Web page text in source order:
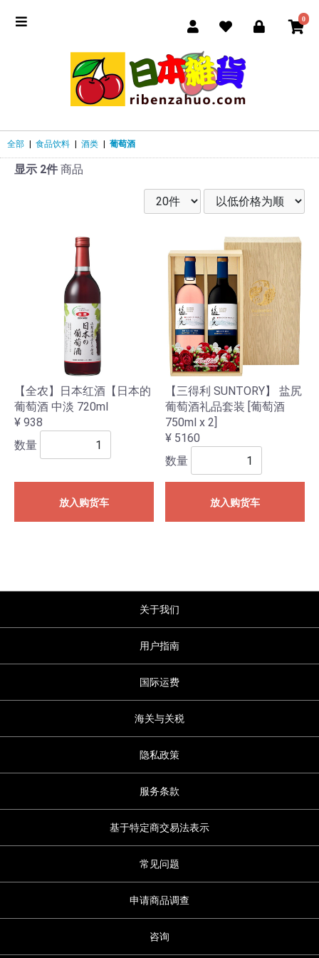
0
全部 食品饮料 酒类 葡萄酒
显示 2件 商品
【全农】日本红酒【日本的
葡萄酒 中淡 720ml
¥ 938
数量
放入购货车
【三得利 SUNTORY】 盐尻
葡萄酒礼品套装 [葡萄酒
750ml x 2]
¥ 5160
数量
放入购货车
关于我们
用户指南
国际运费
海关与关税
隐私政策
服务条款
基于特定商交易法表示
常见问题
申请商品调查
咨询